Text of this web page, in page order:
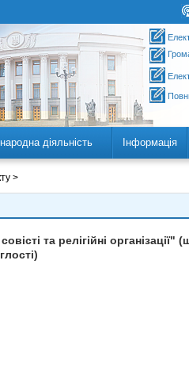
діяльність Інформація
>
та релігійні організації"